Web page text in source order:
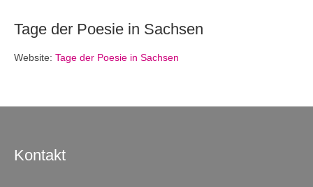
Tage der Poesie in Sachsen
Website: Tage der Poesie in Sachsen
Kontakt